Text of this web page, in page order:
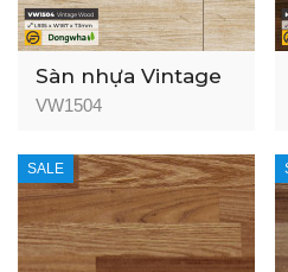
Sàn nhựa Vintage
Wood - 3mm
VW1504
SALE